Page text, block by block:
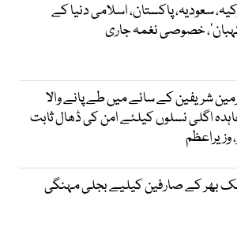
سعودیہ، پاکستان، اسلامی دنیا کے
خصوصی نغمہ جاری
شریفین کے سائے میں طے پانے والا
اگلی نسلوں کیلئے امن کی ڈھال ثابت
وزیراعظم
بھر کے صارفین کیلیے بجلی مہنگی